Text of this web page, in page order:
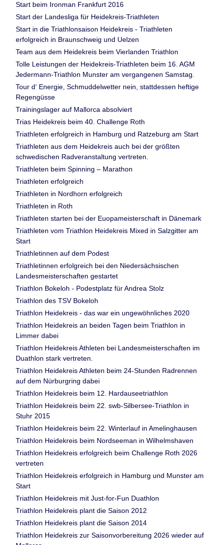
Start beim Ironman Frankfurt 2016
Start der Landesliga für Heidekreis-Triathleten
Start in die Triathlonsaison Heidekreis - Triathleten
erfolgreich in Braunschweig und Uelzen
Team aus dem Heidekreis beim Vierlanden Triathlon
Tolle Leistungen der Heidekreis-Triathleten beim 16. AGM
Jedermann-Triathlon Munster am vergangenen Samstag.
Tour d‘ Energie, Schmuddelwetter nein, stattdessen heftige
Regengüsse
Trainingslager auf Mallorca absolviert
Trias Heidekreis beim 40. Challenge Roth
Triathleten erfolgreich in Hamburg und Ratzeburg am Start
Triathleten aus dem Heidekreis auch bei der größten
schwedischen Radveranstaltung vertreten.
Triathleten beim Spinning – Marathon
Triathleten erfolgreich
Triathleten in Nordhorn erfolgreich
Triathleten in Roth
Triathleten starten bei der Euopameisterschaft in Dänemark
Triathleten vom Triathlon Heidekreis Mixed in Salzgitter am
Start
Triathletinnen auf dem Podest
Triathletinnen erfolgreich bei den Niedersächsischen
Landesmeisterschaften gestartet
Triathlon Bokeloh - Podestplatz für Andrea Stolz
Triathlon des TSV Bokeloh
Triathlon Heidekreis - das war ein ungewöhnliches 2020
Triathlon Heidekreis an beiden Tagen beim Triathlon in
Limmer dabei
Triathlon Heidekreis Athleten bei Landesmeisterschaften im
Duathlon stark vertreten.
Triathlon Heidekreis Athleten beim 24-Stunden Radrennen
auf dem Nürburgring dabei
Triathlon Heidekreis beim 12. Hardauseetriathlon
Triathlon Heidekreis beim 22. swb-Silbersee-Triathlon in
Stuhr 2015
Triathlon Heidekreis beim 22. Winterlauf in Amelinghausen
Triathlon Heidekreis beim Nordseeman in Wilhelmshaven
Triathlon Heidekreis erfolgreich beim Challenge Roth 2026
vertreten
Triathlon Heidekreis erfolgreich in Hamburg und Munster am
Start
Triathlon Heidekreis mit Just-for-Fun Duathlon
Triathlon Heidekreis plant die Saison 2012
Triathlon Heidekreis plant die Saison 2014
Triathlon Heidekreis zur Saisonvorbereitung 2026 wieder auf